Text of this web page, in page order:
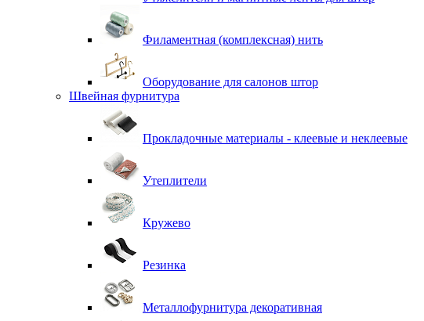
Филаментная (комплексная) нить
Оборудование для салонов штор
Швейная фурнитура
Прокладочные материалы - клеевые и неклеевые
Утеплители
Кружево
Резинка
Металлофурнитура декоративная